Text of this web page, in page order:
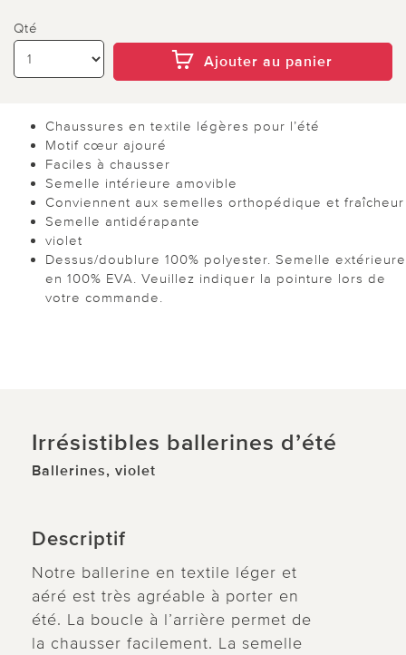
Qté
Ajouter au panier
Chaussures en textile légères pour l’été
Motif cœur ajouré
Faciles à chausser
Semelle intérieure amovible
Conviennent aux semelles orthopédique et fraîcheur
Semelle antidérapante
violet
Dessus/doublure 100% polyester. Semelle extérieure
en 100% EVA. Veuillez indiquer la pointure lors de
votre commande.
Irrésistibles ballerines d’été
Ballerines, violet
Descriptif
Notre ballerine en textile léger et
aéré est très agréable à porter en
été. La boucle à l’arrière permet de
la chausser facilement. La semelle